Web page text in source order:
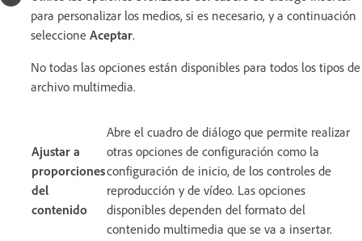
para personalizar los medios, si es necesario, y a continuación
seleccione Aceptar.
No todas las opciones están disponibles para todos los tipos de
archivo multimedia.
Ajustar a
proporciones
del
contenido
Abre el cuadro de diálogo que permite realizar
otras opciones de configuración como la
configuración de inicio, de los controles de
reproducción y de vídeo. Las opciones
disponibles dependen del formato del
contenido multimedia que se va a insertar.